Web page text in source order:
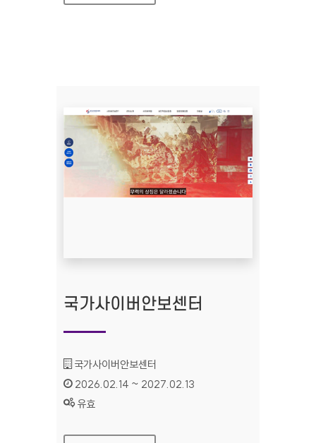
국가사이버안보센터
기관명 :
국가사이버안보센터
인증기간 :
2026.02.14 ~ 2027.02.13
상태 :
유효